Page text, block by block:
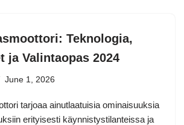
Teknologia,
ja Valintaopas 2024
June 1, 2026
tarjoaa ainutlaatuisia ominaisuuksia
erityisesti käynnistystilanteissa ja